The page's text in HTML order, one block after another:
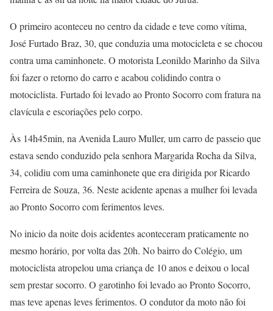
O primeiro aconteceu no centro da cidade e teve como vítima,
José Furtado Braz, 30, que conduzia uma motocicleta e se chocou
contra uma caminhonete. O motorista Leonildo Marinho da Silva
foi fazer o retorno do carro e acabou colidindo contra o
motociclista. Furtado foi levado ao Pronto Socorro com fratura na
clavícula e escoriações pelo corpo.
Às 14h45min, na Avenida Lauro Muller, um carro de passeio que
estava sendo conduzido pela senhora Margarida Rocha da Silva,
34, colidiu com uma caminhonete que era dirigida por Ricardo
Ferreira de Souza, 36. Neste acidente apenas a mulher foi levada
ao Pronto Socorro com ferimentos leves.
No inicio da noite dois acidentes aconteceram praticamente no
mesmo horário, por volta das 20h. No bairro do Colégio, um
motociclista atropelou uma criança de 10 anos e deixou o local
sem prestar socorro. O garotinho foi levado ao Pronto Socorro,
mas teve apenas leves ferimentos. O condutor da moto não foi